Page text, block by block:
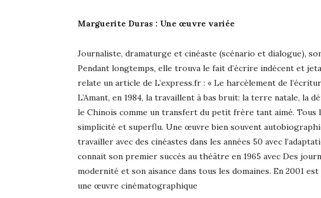
Marguerite Duras : Une œuvre variée
Journaliste, dramaturge et cinéaste (scénario et dialogue),
Pendant longtemps, elle trouva le fait d’écrire indécent et
relate un article de L’express.fr : « Le harcèlement de
L’Amant, en 1984, la travaillent à bas bruit: la terre natale, la
le Chinois comme un transfert du petit frère tant aimé.
simplicité et superflu. Une œuvre bien souvent
travailler avec des cinéastes dans les années 50 avec
connait son premier succès au théâtre en 1965 avec Des
modernité et son aisance dans tous les domaines. En 2001
une œuvre cinématographique